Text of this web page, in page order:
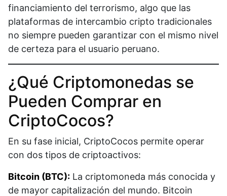
financiamiento del terrorismo, algo que las
plataformas de intercambio cripto tradicionales
no siempre pueden garantizar con el mismo nivel
de certeza para el usuario peruano.
¿Qué Criptomonedas se
Pueden Comprar en
CriptoCocos?
En su fase inicial, CriptoCocos permite operar
con dos tipos de criptoactivos:
Bitcoin (BTC): La criptomoneda más conocida y
de mayor capitalización del mundo. Bitcoin